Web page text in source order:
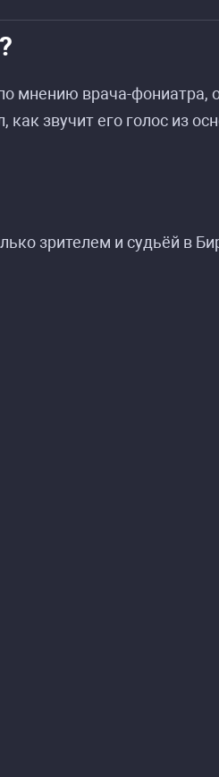
мнению врача-фониатра,
звучит его голос из
зрителем и судьёй в